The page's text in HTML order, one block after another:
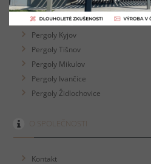
Pergoly Vyškov
Pergoly Blansko
Pergoly Kyjov
Pergoly Tišnov
Pergoly Mikulov
Pergoly Ivančice
Pergoly Židlochovice
O SPOLEČNOSTI
Kontakt